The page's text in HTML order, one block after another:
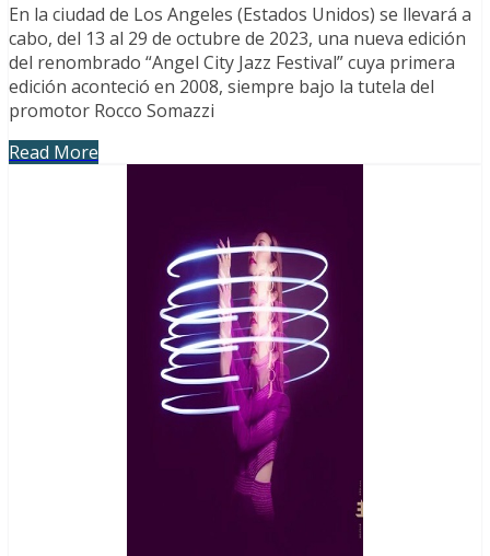
En la ciudad de Los Angeles (Estados Unidos) se llevará a
cabo, del 13 al 29 de octubre de 2023, una nueva edición
del renombrado “Angel City Jazz Festival” cuya primera
edición aconteció en 2008, siempre bajo la tutela del
promotor Rocco Somazzi
Read More